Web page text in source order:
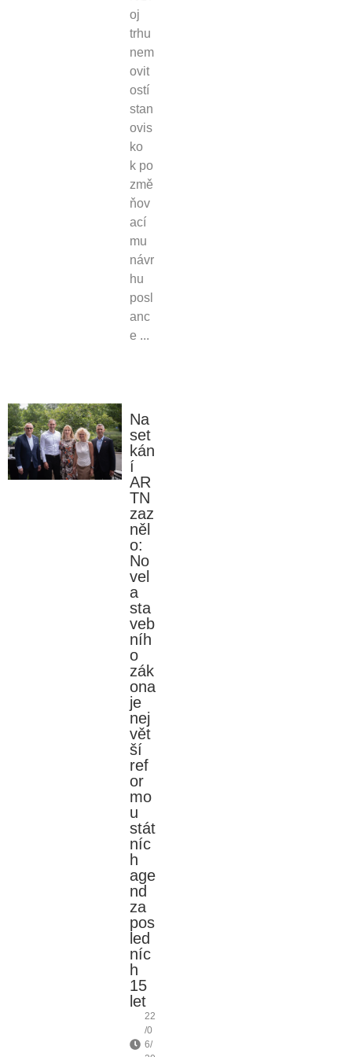
oj
trhu
nem
ovit
ostí
stan
ovis
ko
k po
změ
ňov
ací
mu
návr
hu
posl
anc
e ...
Na
set
kán
í
AR
TN
zaz
něl
o:
No
vel
a
sta
veb
níh
o
zák
ona
je
nej
vět
ší
ref
or
mo
u
stát
níc
h
age
nd
za
pos
led
níc
h
15
let
22
/0
6/